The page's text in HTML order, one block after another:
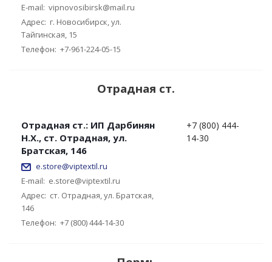
E-mail: vipnovosibirsk@mail.ru
Адрес: г. Новосибирск, ул.
Тайгинская, 15
Телефон: +7-961-224-05-15
Отрадная ст.
Отрадная ст.: ИП Дарбинян
Н.Х., ст. Отрадная, ул.
Братская, 146
e.store@viptextil.ru
E-mail: e.store@viptextil.ru
Адрес: ст. Отрадная, ул. Братская,
146
Телефон: +7 (800) 444-14-30
+7 (800) 444-
14-30